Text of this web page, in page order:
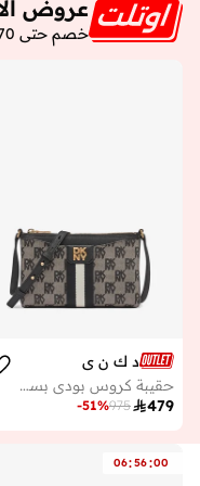
عروض
خصم حتى 70٪ على تشكيلات مختارة
د ك ن ي
حقيبة كروس بودي بسحاب وشعار نوري
479
975
-51%
06:56:00